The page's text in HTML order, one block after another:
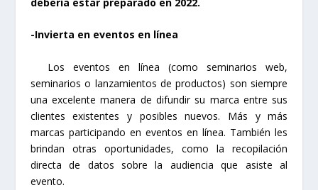
-Invierta en eventos en línea
Los eventos en línea (como seminarios web,
seminarios o lanzamientos de productos) son siempre
una excelente manera de difundir su marca entre sus
clientes existentes y posibles nuevos. Más y más
marcas participando en eventos en línea. También les
brindan otras oportunidades, como la recopilación
directa de datos sobre la audiencia que asiste al
evento.